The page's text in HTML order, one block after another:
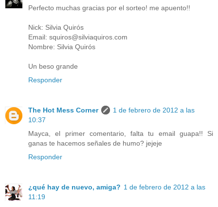
Perfecto muchas gracias por el sorteo! me apuento!!
Nick: Silvia Quirós
Email: squiros@silviaquiros.com
Nombre: Silvia Quirós
Un beso grande
Responder
The Hot Mess Corner
1 de febrero de 2012 a las
10:37
Mayca, el primer comentario, falta tu email guapa!! Si
ganas te hacemos señales de humo? jejeje
Responder
¿qué hay de nuevo, amiga? 1 de febrero de 2012 a las
11:19